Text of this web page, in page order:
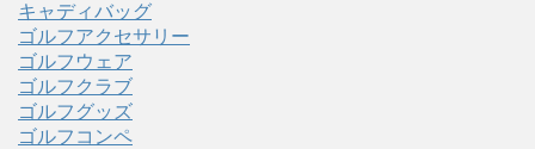
キャディバッグ
ゴルフアクセサリー
ゴルフウェア
ゴルフクラブ
ゴルフグッズ
ゴルフコンペ